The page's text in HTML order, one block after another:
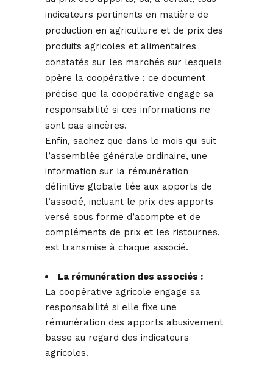
indicateurs pertinents en matière de
production en agriculture et de prix des
produits agricoles et alimentaires
constatés sur les marchés sur lesquels
opère la coopérative ; ce document
précise que la coopérative engage sa
responsabilité si ces informations ne
sont pas sincères.
Enfin, sachez que dans le mois qui suit
l’assemblée générale ordinaire, une
information sur la rémunération
définitive globale liée aux apports de
l’associé, incluant le prix des apports
versé sous forme d’acompte et de
compléments de prix et les ristournes,
est transmise à chaque associé.
La rémunération des associés :
La coopérative agricole engage sa
responsabilité si elle fixe une
rémunération des apports abusivement
basse au regard des indicateurs
agricoles.